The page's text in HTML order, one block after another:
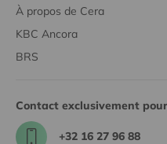
À propos de Cera
KBC Ancora
BRS
Contact exclusivement
+32 16 27 96 88